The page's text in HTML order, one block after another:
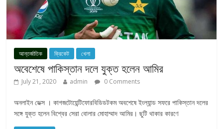
আন্তর্জাতিক ক্রিকেট খেলা
অবেশেষে পাকিস্তান দলে যুক্ত হলেন আমির
July 21, 2020 admin 0 Comments
অনলাইন ডেক্স । কাগজটোয়েন্টিফোরবিডিডটকম অবশেষে ইংল্যান্ড সফরে পাকিস্তান দলের
সঙ্গে যুক্ত হলেন বিশ্বের সেরা বোলার মোহাম্মাদ আমির। ছুটি থাকার কারণে